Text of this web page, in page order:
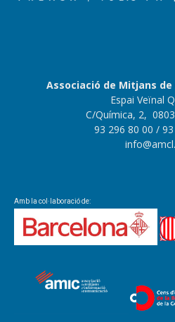
Associació de Mitjans de
Espai Veïnal
C/Química, 2,
93 296 80 00 /
Amb la col·laboració de: